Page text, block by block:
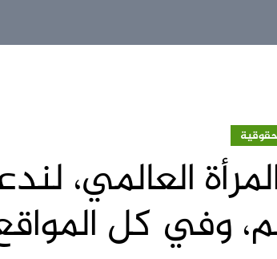
العالمي،
وفي كل